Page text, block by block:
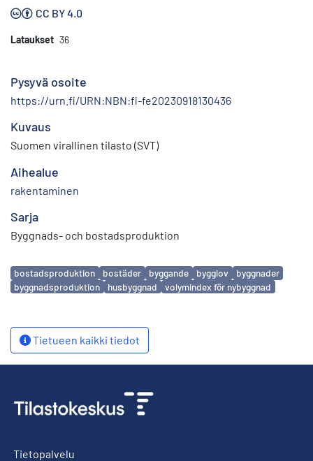
CC BY 4.0
Lataukset 36
Pysyvä osoite
https://urn.fi/URN:NBN:fi-fe20230918130436
Kuvaus
Suomen virallinen tilasto (SVT)
Aihealue
rakentaminen
Sarja
Byggnads- och bostadsproduktion
Avainsanat
bostadsproduktion bostäder byggande bygglov
byggnader
byggnadsproduktion
husbyggnad volymindex för nybyggnad
Tietueen kaikki tiedot
Tietopalvelu